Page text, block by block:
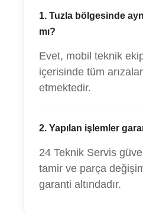
1. Tuzla bölgesinde
mı?
Evet, mobil teknik
içerisinde tüm
etmektedir.
2. Yapılan işlemler
24 Teknik Servis
tamir ve parça
garanti altındadır.